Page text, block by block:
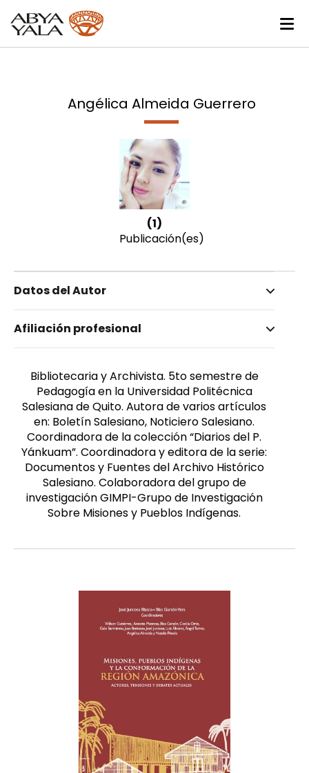
Angélica Almeida Guerrero
(1)
Publicación(es)
Datos del Autor
Almeida Guerrero, Angélica
Femenino
Afiliación profesional
Bibliotecaria y Archivista. 5to semestre de
Pedagogía en la Universidad Politécnica
Salesiana de Quito. Autora de varios artículos
en: Boletín Salesiano, Noticiero Salesiano.
Coordinadora de la colección “Diarios del P.
Yánkuam”. Coordinadora y editora de la serie:
Documentos y Fuentes del Archivo Histórico
Salesiano. Colaboradora del grupo de
investigación GIMPI-Grupo de Investigación
Sobre Misiones y Pueblos Indígenas.